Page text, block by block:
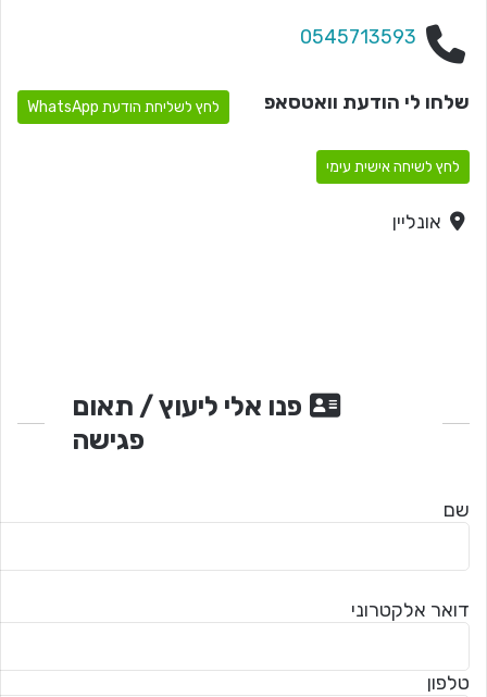
0545713593
שלחו לי הודעת וואטסאפ לחץ לשליחת הודעת WhatsApp
לחץ לשיחה אישית עימי
אונליין
פנו אלי ליעוץ / תאום
פגישה
שם
דואר אלקטרוני
טלפון